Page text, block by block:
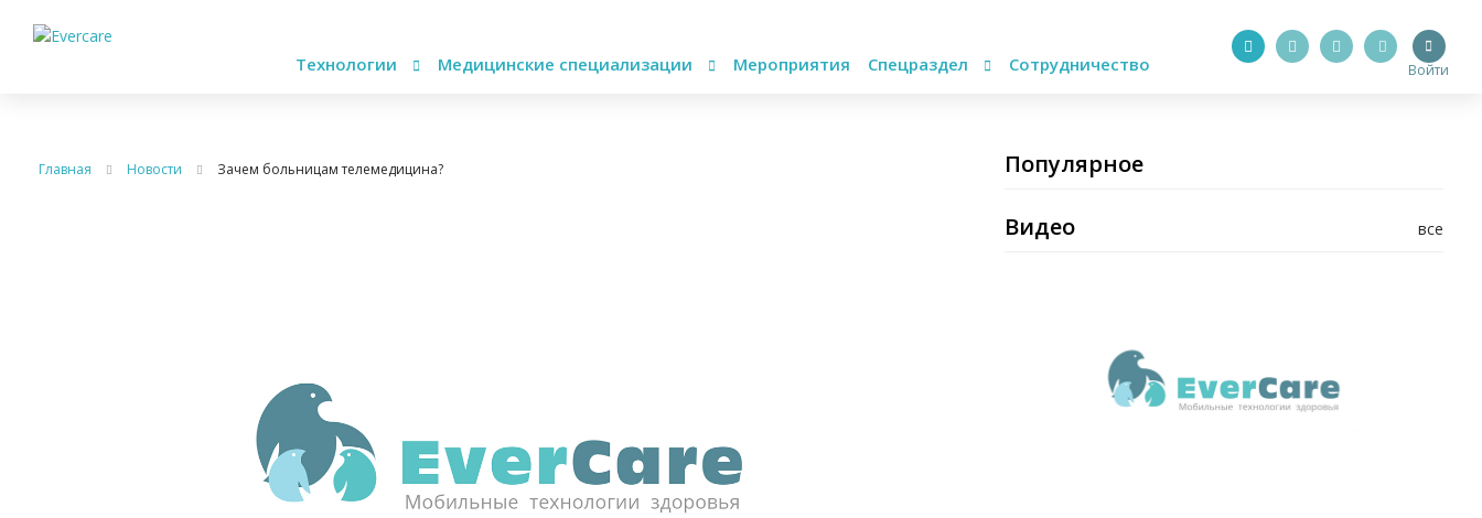
Технологии Медицинские специализации Мероприятия Спецраздел Сотрудничество Войти
Главная Новости Зачем больницам телемедицина? Популярное
все
Видео